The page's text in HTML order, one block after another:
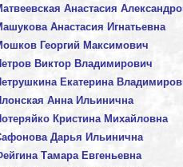
Анастасия
Анастасия Игнатьевна
Георгий Максимович
Виктор Владимирович
Екатерина
Анна Ильинична
Кристина Михайловна
Дарья Ильинична
Тамара Евгеньевна